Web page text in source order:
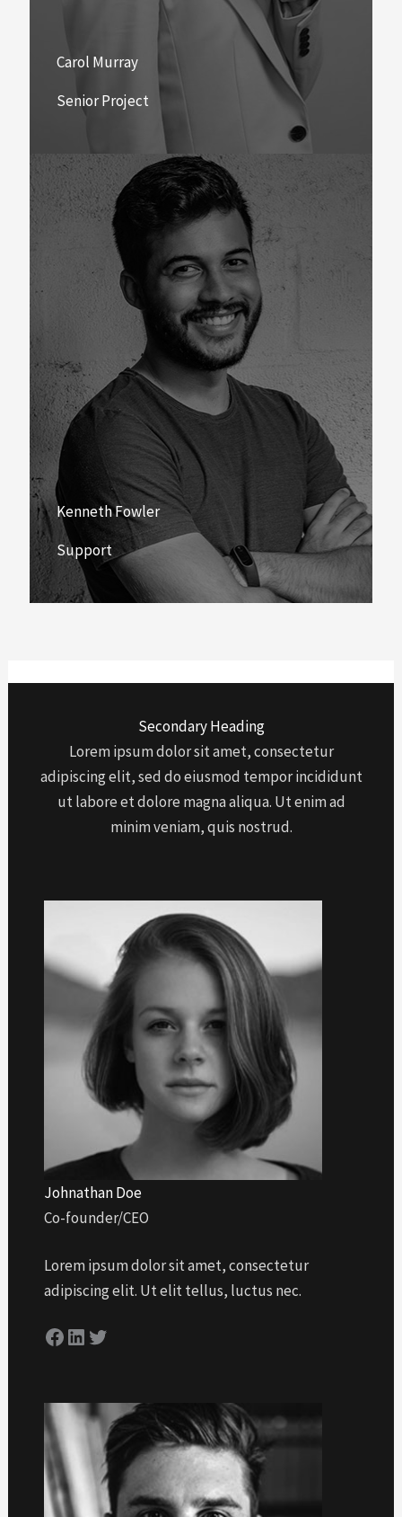
Carol Murray
Senior Project
Kenneth Fowler
Support
Secondary Heading
Lorem ipsum dolor sit amet, consectetur
adipiscing elit, sed do eiusmod tempor incididunt
ut labore et dolore magna aliqua. Ut enim ad
minim veniam, quis nostrud.
Johnathan Doe
Co-founder/CEO
Lorem ipsum dolor sit amet, consectetur
adipiscing elit. Ut elit tellus, luctus nec.
Facebook LinkedIn Twitter